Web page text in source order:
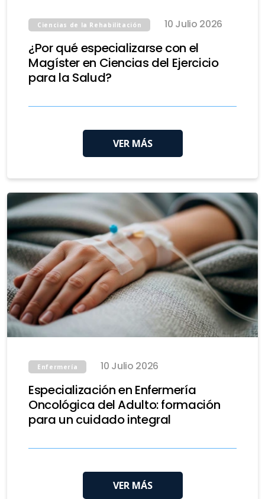
Ciencias de la Rehabilitación 10 Julio 2026
¿Por qué especializarse con el
Magíster en Ciencias del Ejercicio
para la Salud?
VER MÁS
Enfermería 10 Julio 2026
Especialización en Enfermería
Oncológica del Adulto: formación
para un cuidado integral
VER MÁS